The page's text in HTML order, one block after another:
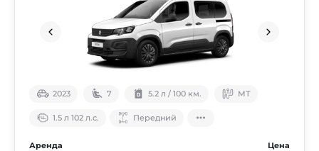
2023 7 5.2 л / 100 км. МТ
1.5 л 102 л.с. Передний
Аренда Цена